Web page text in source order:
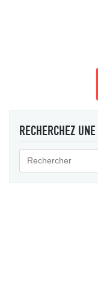
RECHERCHEZ